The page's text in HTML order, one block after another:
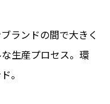
ランドの間で大きく
生産プロセス。環
。